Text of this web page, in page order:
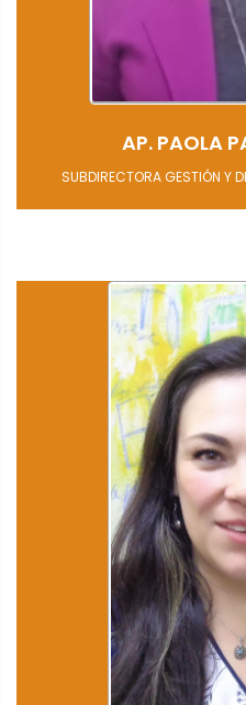
AP. PAOLA
SUBDIRECTORA GESTIÓN Y